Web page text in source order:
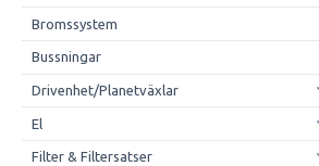
Bromssystem
Bussningar
Drivenhet/Planetväxlar
El
Filter & Filtersatser